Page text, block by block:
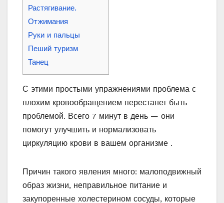
Растягивание.
Отжимания
Руки и пальцы
Пеший туризм
Танец
С этими простыми упражнениями проблема с
плохим кровообращением перестанет быть
проблемой. Всего 7 минут в день — они
помогут улучшить и нормализовать
циркуляцию крови в вашем организме .
Причин такого явления много: малоподвижный
образ жизни, неправильное питание и
закупоренные холестерином сосуды, которые